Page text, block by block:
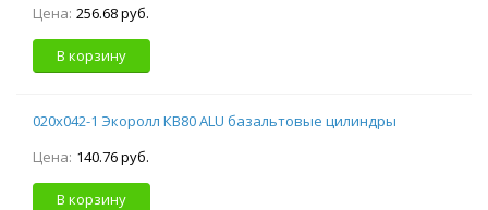
Цена: 256.68 руб.
В корзину
020х042-1 Экоролл КВ80 ALU базальтовые цилиндры
Цена: 140.76 руб.
В корзину